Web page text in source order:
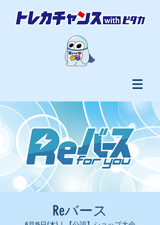
Reバース